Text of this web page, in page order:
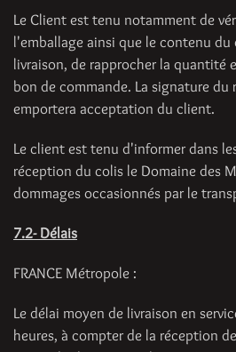
Le Client est tenu notamment de
l'emballage ainsi que le contenu du
livraison, de rapprocher la quantité
bon de commande. La signature du
emportera acceptation du client.
Le client est tenu d'informer dans
réception du colis le Domaine des
dommages occasionnés par le
7.2- Délais
FRANCE Métropole :
Le délai moyen de livraison en
heures, à compter de la réception